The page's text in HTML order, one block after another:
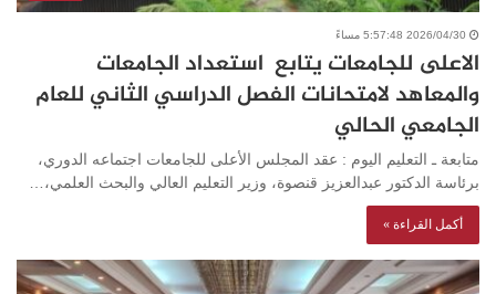
2026/04/30 5:57:48 مساءً
الاعلى للجامعات يتابع استعداد الجامعات
والمعاهد لامتحانات الفصل الدراسي الثاني للعام
الجامعي الحالي
متابعة ـ التعليم اليوم : عقد المجلس الأعلى للجامعات اجتماعه الدوري،
برئاسة الدكتور عبدالعزيز قنصوة، وزير التعليم العالي والبحث العلمي،…
أكمل القراءة »